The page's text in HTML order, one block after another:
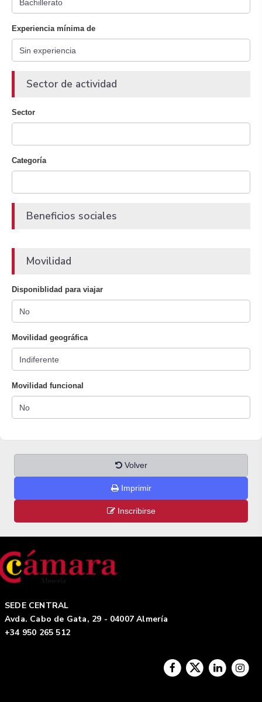
Experiencia mínima de
Sector de actividad
Sector
Categoría
Beneficios sociales
Movilidad
Disponiblidad para viajar
Movilidad geográfica
Movilidad funcional
Volver
Imprimir
Inscribirse
SEDE CENTRAL
Avda. Cabo de Gata, 29 - 04007 Almería
+34 950 265 512